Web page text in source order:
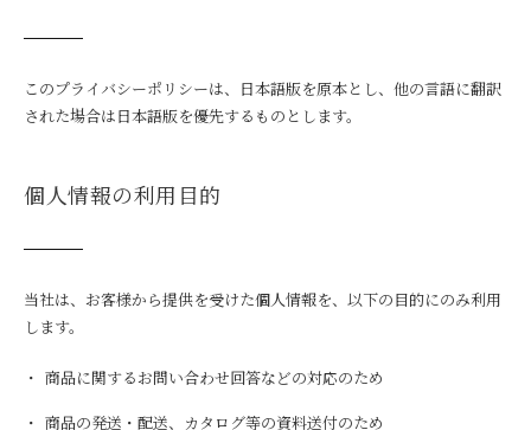
このプライバシーポリシーは、日本語版を原本とし、他の言語に翻訳
された場合は日本語版を優先するものとします。
個人情報の利用目的
当社は、お客様から提供を受けた個人情報を、以下の目的にのみ利用
します。
商品に関するお問い合わせ回答などの対応のため
商品の発送・配送、カタログ等の資料送付のため